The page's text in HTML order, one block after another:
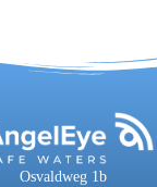
Osvaldweg 1b